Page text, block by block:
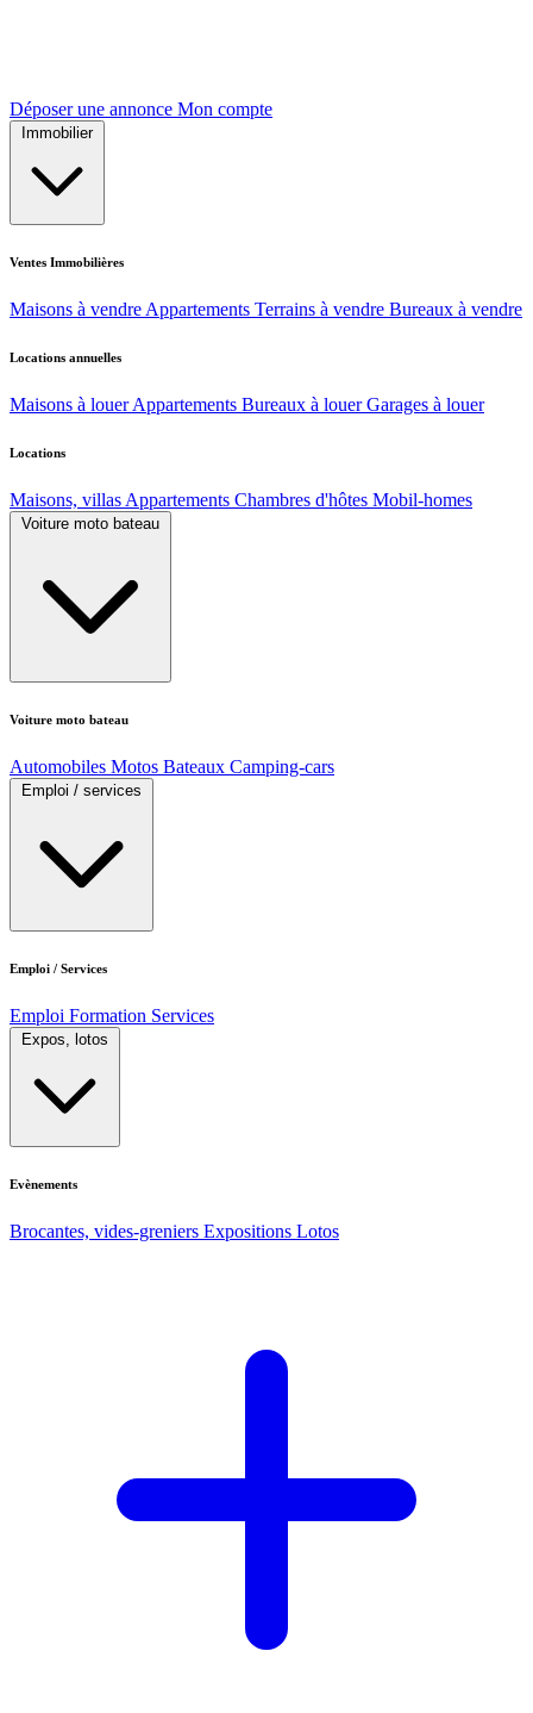
Déposer une annonce Mon compte
Immobilier
Ventes Immobilières
Maisons à vendre Appartements Terrains à vendre Bureaux à vendre
Locations annuelles
Maisons à louer Appartements Bureaux à louer Garages à louer
Locations
Maisons, villas Appartements Chambres d'hôtes Mobil-homes
Voiture moto bateau
Voiture moto bateau
Automobiles Motos Bateaux Camping-cars
Emploi / services
Emploi / Services
Emploi Formation Services
Expos, lotos
Evènements
Brocantes, vides-greniers Expositions Lotos